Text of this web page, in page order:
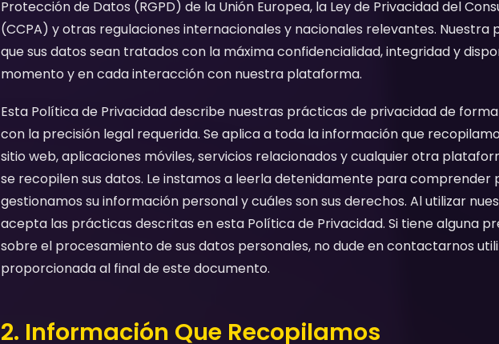
Protección de Datos (RGPD) de la Unión Europea, la Ley de Privacidad del
(CCPA) y otras regulaciones internacionales y nacionales relevantes. Nuestra
que sus datos sean tratados con la máxima confidencialidad, integridad y
momento y en cada interacción con nuestra plataforma.
Esta Política de Privacidad describe nuestras prácticas de privacidad de
con la precisión legal requerida. Se aplica a toda la información que
sitio web, aplicaciones móviles, servicios relacionados y cualquier otra
se recopilen sus datos. Le instamos a leerla detenidamente para
gestionamos su información personal y cuáles son sus derechos. Al utilizar
acepta las prácticas descritas en esta Política de Privacidad. Si tiene alguna
sobre el procesamiento de sus datos personales, no dude en contactarnos
proporcionada al final de este documento.
2. Información Que Recopilamos